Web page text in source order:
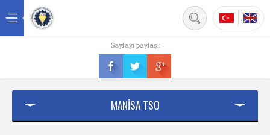
Üyelik
Sayfayı paylaş :
MANİSA TSO